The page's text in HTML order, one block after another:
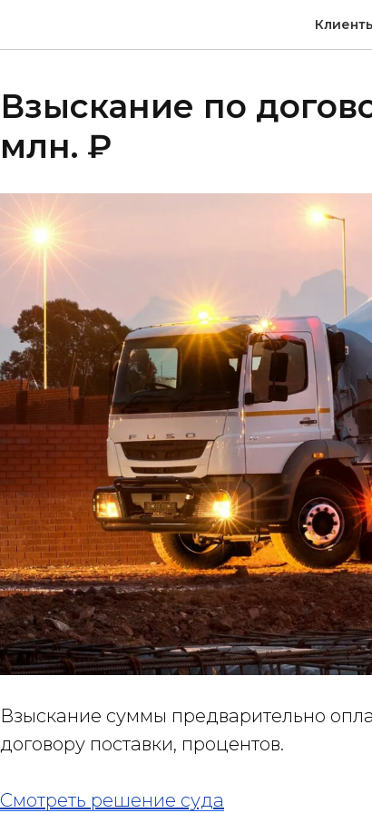
Взыскание по
млн. ₽
Взыскание суммы предварительно
договору поставки, процентов.
Смотреть решение суда